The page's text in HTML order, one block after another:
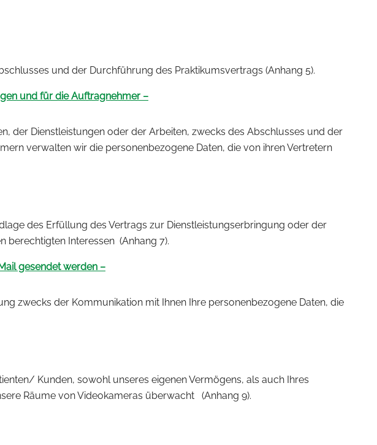
und der Durchführung des Praktikumsvertrags (Anhang 5).
und für die Auftragnehmer –
der Dienstleistungen oder der Arbeiten, zwecks des Abschlusses und der
verwalten wir die personenbezogene Daten, die von ihren Vertretern
des Erfüllung des Vertrags zur Dienstleistungserbringung oder der
berechtigten Interessen (Anhang 7).
gesendet werden –
zwecks der Kommunikation mit Ihnen Ihre personenbezogene Daten, die
Kunden, sowohl unseres eigenen Vermögens, als auch Ihres
Räume von Videokameras überwacht (Anhang 9).